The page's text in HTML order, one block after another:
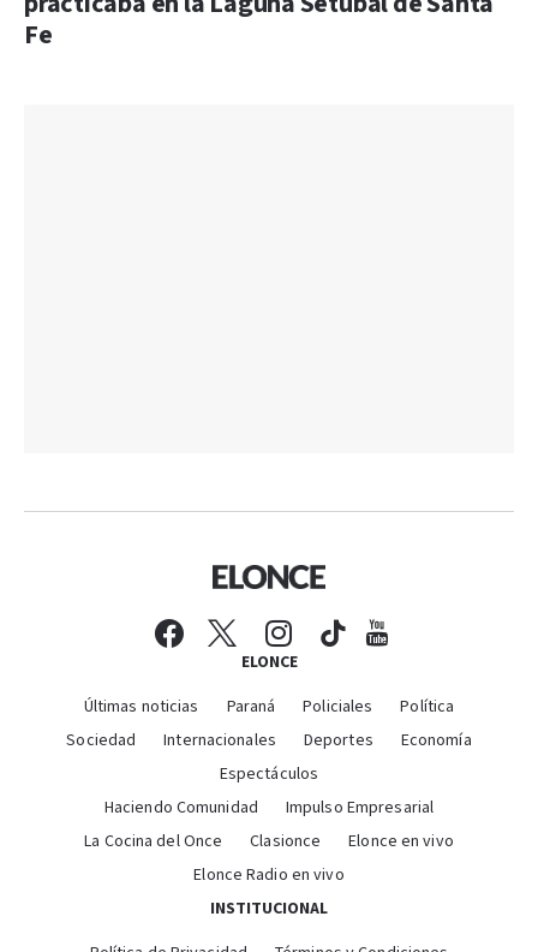
Fe
ELONCE
Últimas noticias Paraná Policiales
Política
Sociedad
Internacionales Deportes
Economía
Espectáculos
Haciendo Comunidad
Impulso Empresarial
La Cocina del Once
Clasionce
Elonce en vivo
Elonce Radio en vivo
INSTITUCIONAL